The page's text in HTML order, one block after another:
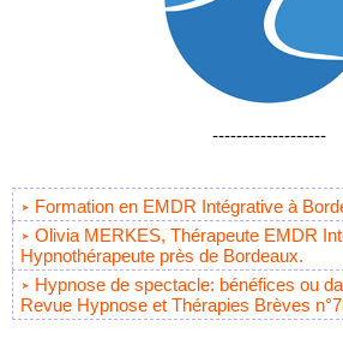
-------------------
Formation en EMDR Intégrative à
Olivia MERKES, Thérapeute EMDR
Hypnothérapeute près de Bordeaux.
Hypnose de spectacle: bénéfices ou
Revue Hypnose et Thérapies Brèves